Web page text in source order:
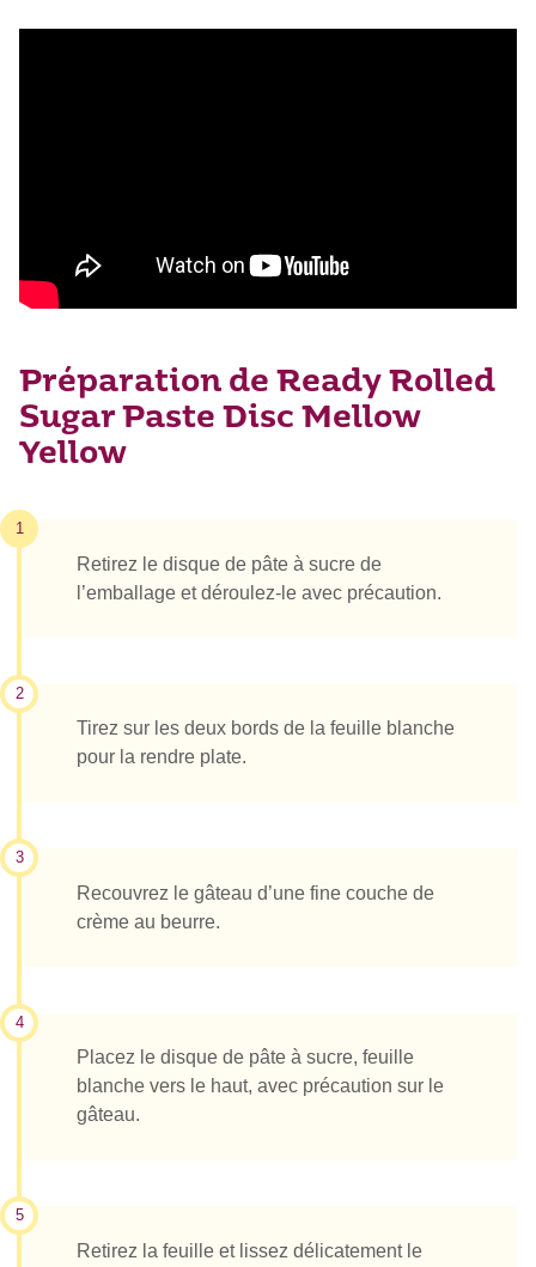
Préparation de Ready Rolled
Sugar Paste Disc Mellow
Yellow
1
Retirez le disque de pâte à sucre de
l’emballage et déroulez-le avec précaution.
2
Tirez sur les deux bords de la feuille blanche
pour la rendre plate.
3
Recouvrez le gâteau d’une fine couche de
crème au beurre.
4
Placez le disque de pâte à sucre, feuille
blanche vers le haut, avec précaution sur le
gâteau.
5
Retirez la feuille et lissez délicatement le